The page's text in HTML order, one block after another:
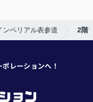
ンペリアル表参道 2階
レーションへ！